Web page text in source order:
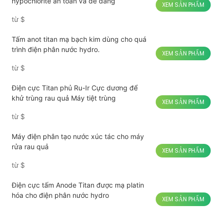
từ $
XEM SẢN PHẨM
Tấm anot titan mạ bạch kim dùng cho quá
trình điện phân nước hydro.
từ $
XEM SẢN PHẨM
Điện cực Titan phủ Ru-Ir Cực dương để
khử trùng rau quả Máy tiệt trùng
từ $
XEM SẢN PHẨM
Máy điện phân tạo nước xúc tác cho máy
rửa rau quả
từ $
XEM SẢN PHẨM
Điện cực tấm Anode Titan được mạ platin
hóa cho điện phân nước hydro
XEM SẢN PHẨM